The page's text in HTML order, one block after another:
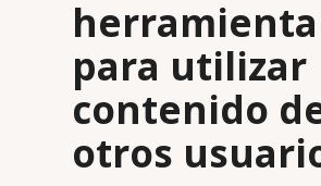
herramienta
para utilizar
contenido
otros